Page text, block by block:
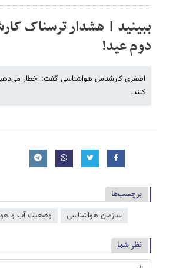
ببینید | هشدار ترسناک
دوم عید!
اصغری کارشناس هواشناسی گفت: اخطار می‌دهیم
کنند.
برچسب‌ها
سازمان هواشناسی وضعیت آب و
نظر شما